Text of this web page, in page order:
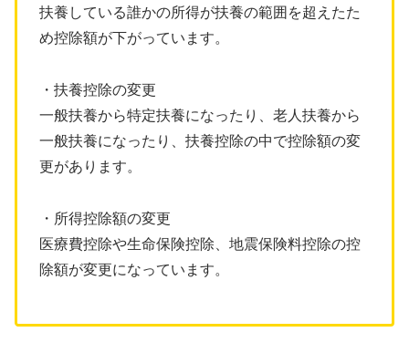
扶養している誰かの所得が扶養の範囲を超えたた
め控除額が下がっています。
・扶養控除の変更
一般扶養から特定扶養になったり、老人扶養から
一般扶養になったり、扶養控除の中で控除額の変
更があります。
・所得控除額の変更
医療費控除や生命保険控除、地震保険料控除の控
除額が変更になっています。